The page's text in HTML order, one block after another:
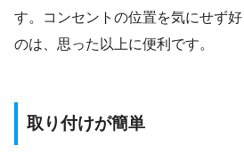
す。コンセントの位置を気にせず
のは、思った以上に便利です。
取り付けが簡単